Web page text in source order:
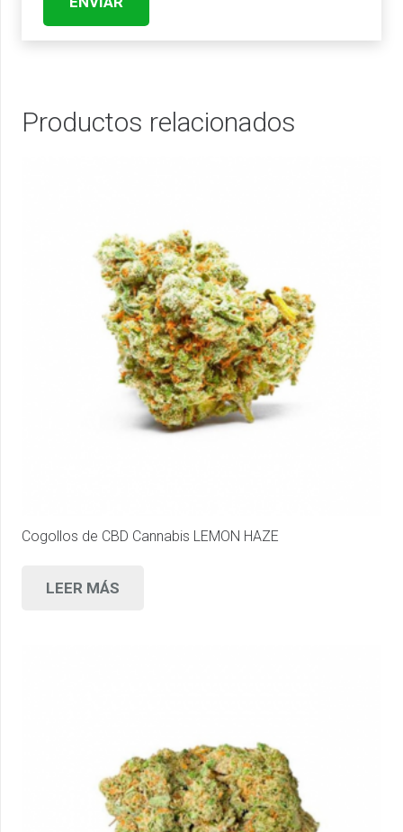
Productos relacionados
Cogollos de CBD Cannabis LEMON HAZE
LEER MÁS